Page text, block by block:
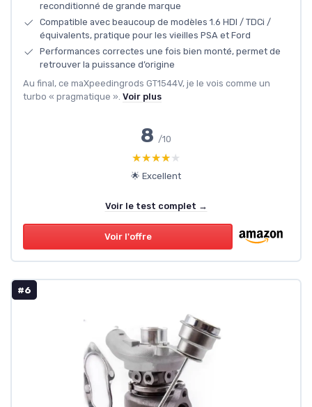
reconditionné de grande marque
Compatible avec beaucoup de modèles 1.6 HDI / TDCi /
équivalents, pratique pour les vieilles PSA et Ford
Performances correctes une fois bien monté, permet de
retrouver la puissance d’origine
Au final, ce maXpeedingrods GT1544V, je le vois comme un
turbo « pragmatique ». Voir plus
8 /10
★★★★★
★★★★★
🌟 Excellent
Voir le test complet →
Voir l'offre
#6